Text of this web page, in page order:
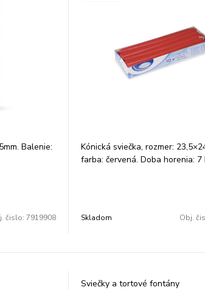
Balenie:
čislo: 7919908
Kónická sviečka, rozmer:
farba: červená. Doba horenia: 7
Skladom Obj.
Sviečky a tortové fontány